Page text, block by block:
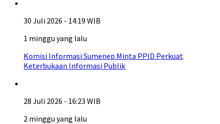
30 Juli 2026 - 14:19 WIB
1 minggu yang lalu
Komisi Informasi Sumenep Minta PPID Perkuat
Keterbukaan Informasi Publik
28 Juli 2026 - 16:23 WIB
2 minggu yang lalu